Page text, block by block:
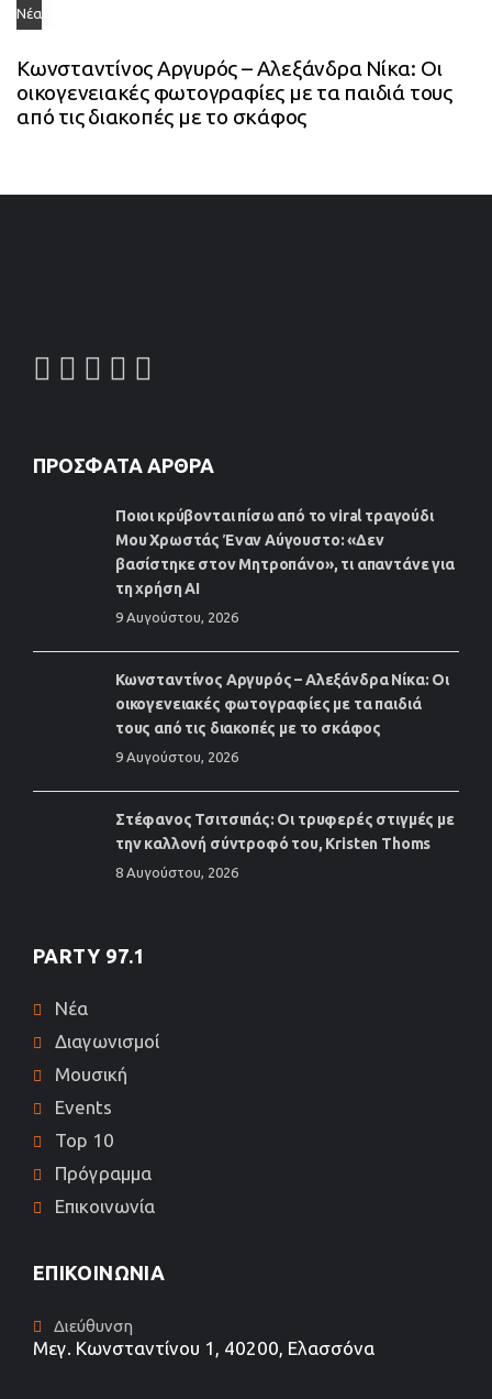
Νέα
Κωνσταντίνος Αργυρός – Αλεξάνδρα Νίκα: Οι
οικογενειακές φωτογραφίες με τα παιδιά τους
από τις διακοπές με το σκάφος
ΠΡΌΣΦΑΤΑ ΆΡΘΡΑ
Ποιοι κρύβονται πίσω από το viral τραγούδι
Μου Χρωστάς Έναν Αύγουστο: «Δεν
βασίστηκε στον Μητροπάνο», τι απαντάνε για
τη χρήση AI
9 Αυγούστου, 2026
Κωνσταντίνος Αργυρός – Αλεξάνδρα Νίκα: Οι
οικογενειακές φωτογραφίες με τα παιδιά
τους από τις διακοπές με το σκάφος
9 Αυγούστου, 2026
Στέφανος Τσιτσιπάς: Οι τρυφερές στιγμές με
την καλλονή σύντροφό του, Kristen Thoms
8 Αυγούστου, 2026
PARTY 97.1
Νέα
Διαγωνισμοί
Μουσική
Events
Top 10
Πρόγραμμα
Επικοινωνία
ΕΠΙΚΟΙΝΩΝΊΑ
Διεύθυνση
Μεγ. Κωνσταντίνου 1, 40200, Ελασσόνα